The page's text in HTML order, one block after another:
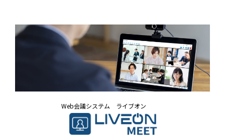
Web会議システム ライブオン